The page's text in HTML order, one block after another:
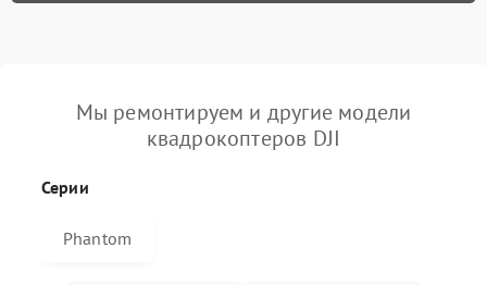
Мы ремонтируем и другие модели
квадрокоптеров DJI
Серии
Phantom